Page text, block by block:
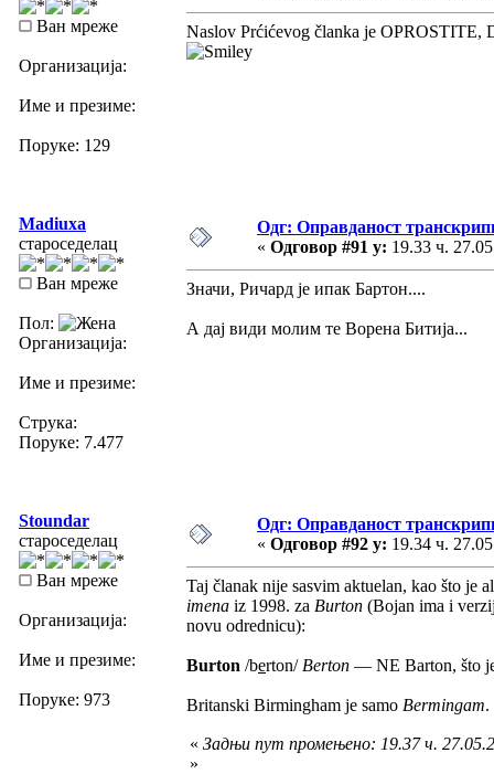
Ван мреже
Организација:
Име и презиме:
Поруке: 129
Naslov Prćićevog članka je
Madiuxa
староседелац
Ван мреже
Пол:
Организација:
Име и презиме:
Струка:
Поруке: 7.477
Одг: Оправданост
« Одговор #91 у: 19.33 ч.
Значи, Ричард је ипак Бартон....
А дај види молим те Ворена Битија...
Stoundar
староседелац
Ван мреже
Организација:
Име и презиме:
Поруке: 973
Одг: Оправданост
« Одговор #92 у: 19.34 ч.
Taj članak nije sasvim aktuelan, kao što je
imena iz 1998. za Burton (Bojan ima i
novu odrednicu):
Burton /berton/ Berton — NE Barton, što
Britanski Birmingham je samo Bermingam.
« Задњи пут промењено: 19.37 ч.
»